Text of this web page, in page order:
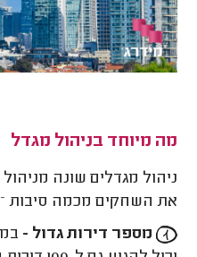
מה מיוחד בניהול מגדל
ניהול מגדלים שונה
את השחקים מכמה סיבות –
מספר דירות גדול -